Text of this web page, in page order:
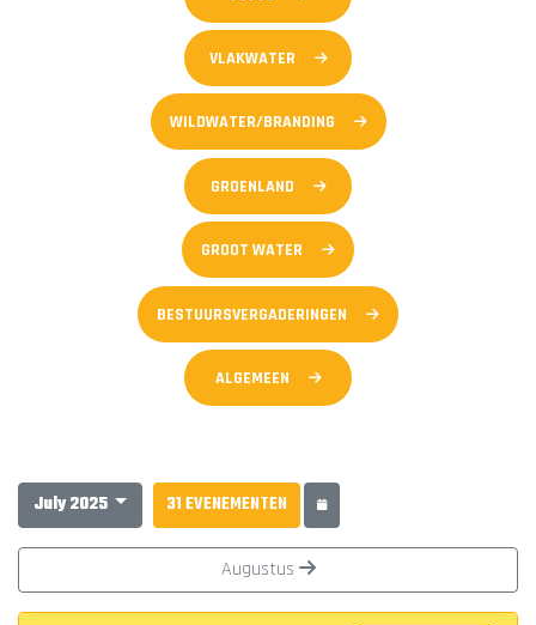
VLAKWATER
WILDWATER/BRANDING
GROENLAND
GROOT WATER
BESTUURSVERGADERINGEN
ALGEMEEN
July 2025 31 EVENEMENTEN
Augustus